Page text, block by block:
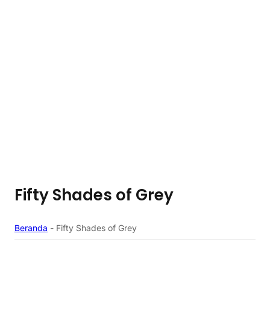
Fifty Shades of Grey
Beranda - Fifty Shades of Grey